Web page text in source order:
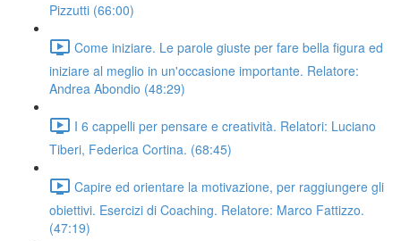
Pizzutti (66:00)
Come iniziare. Le parole giuste per fare bella figura ed
iniziare al meglio in un'occasione importante. Relatore:
Andrea Abondio (48:29)
I 6 cappelli per pensare e creatività. Relatori: Luciano
Tiberi, Federica Cortina. (68:45)
Capire ed orientare la motivazione, per raggiungere gli
obiettivi. Esercizi di Coaching. Relatore: Marco Fattizzo.
(47:19)